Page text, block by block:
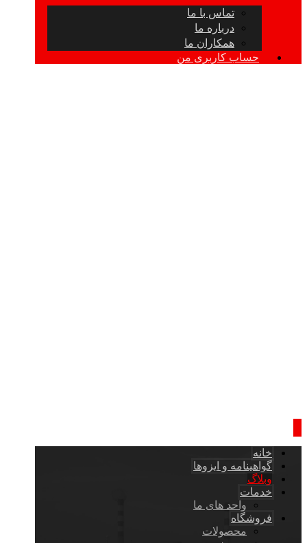
تماس با ما
درباره ما
همکاران ما
حساب کاربری من
خانه
گواهینامه و ایزوها
وبلاگ
خدمات
واحد های ما
فروشگاه
محصولات